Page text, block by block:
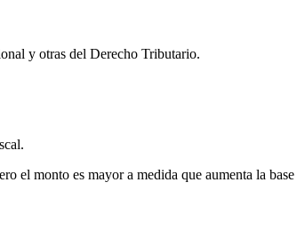
y otras del Derecho Tributario.
el monto es mayor a medida que aumenta la base